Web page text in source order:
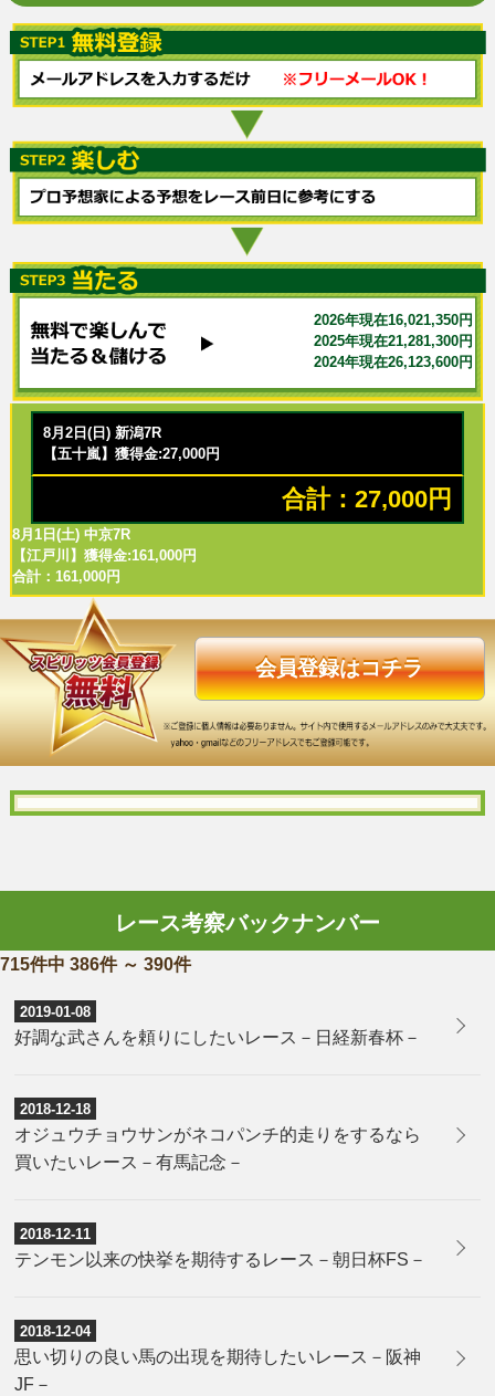
2026年現在16,021,350円
2025年現在21,281,300円
2024年現在26,123,600円
8月2日(日) 新潟7R
【五十嵐】獲得金:27,000円
合計：27,000円
8月1日(土) 中京7R
【江戸川】獲得金:161,000円
合計：161,000円
会員登録はコチラ
レース考察バックナンバー
715件中 386件 ～ 390件
2019-01-08
好調な武さんを頼りにしたいレース－日経新春杯－
2018-12-18
オジュウチョウサンがネコパンチ的走りをするなら
買いたいレース－有馬記念－
2018-12-11
テンモン以来の快挙を期待するレース－朝日杯FS－
2018-12-04
思い切りの良い馬の出現を期待したいレース－阪神
JF－